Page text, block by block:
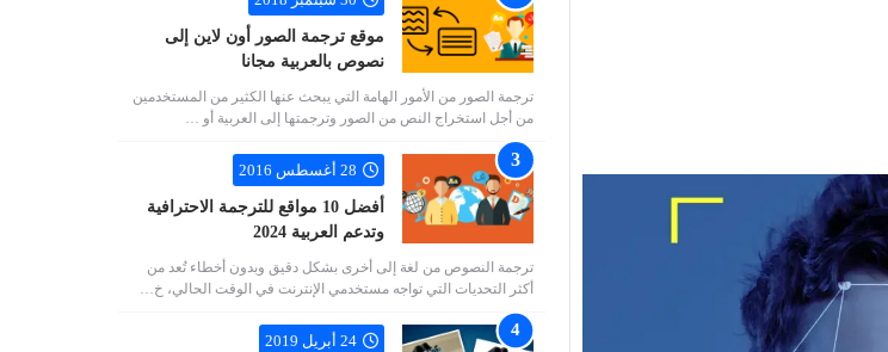
موقع ترجمة الصور أون لاين إلى
نصوص بالعربية مجانا
ترجمة الصور من الأمور الهامة التي يبحث عنها الكثير من المستخدمين
من أجل استخراج النص من الصور وترجمتها إلى العربية أو …
28 أغسطس 2016
أفضل 10 مواقع للترجمة الاحترافية
وتدعم العربية 2024
ترجمة النصوص من لغة إلى أخرى بشكل دقيق وبدون أخطاء تُعد من
أكثر التحديات التي تواجه مستخدمي الإنترنت في الوقت الحالي، خ…
24 أبريل 2019